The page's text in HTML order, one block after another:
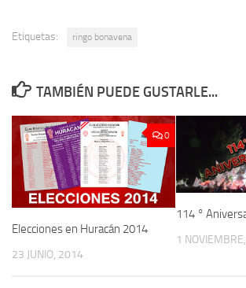
Etiquetas: ringo bonavena
TAMBIÉN PUEDE GUSTARLE...
0
Elecciones en Huracán 2014
23 JUNIO, 2014
114 °
1